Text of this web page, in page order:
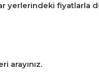
yerlerindeki fiyatlarla
arayınız.